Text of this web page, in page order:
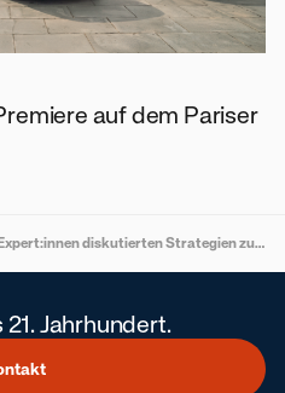
auf dem Pariser
Club 20 und eXplore!: Expert:innen diskutierten Strategien zur Stärkung von Österreichs Attraktivität für internationale Headquarters
Jahrhundert.